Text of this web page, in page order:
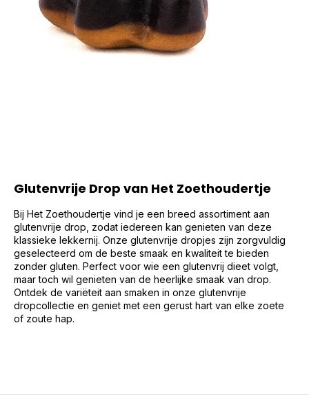
Glutenvrije Drop van Het Zoethoudertje
Bij Het Zoethoudertje vind je een breed assortiment aan
glutenvrije drop, zodat iedereen kan genieten van deze
klassieke lekkernij. Onze glutenvrije dropjes zijn zorgvuldig
geselecteerd om de beste smaak en kwaliteit te bieden
zonder gluten. Perfect voor wie een glutenvrij dieet volgt,
maar toch wil genieten van de heerlijke smaak van drop.
Ontdek de variëteit aan smaken in onze glutenvrije
dropcollectie en geniet met een gerust hart van elke zoete
of zoute hap.